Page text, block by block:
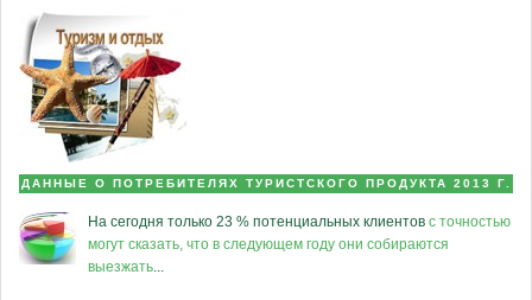
ДАННЫЕ О ПОТРЕБИТЕЛЯХ ТУРИСТСКОГО ПРОДУКТА 2013 Г.
На сегодня только 23 % потенциальных клиентов с точностью
могут сказать, что в следующем году они собираются
выезжать...